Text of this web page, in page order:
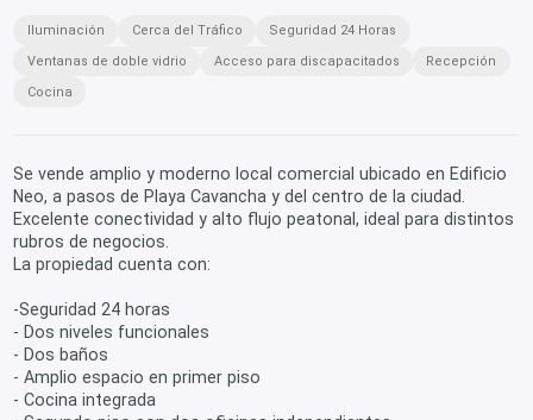
Iluminación Cerca del Tráfico
Seguridad 24 Horas
Ventanas de doble vidrio
Acceso para discapacitados
Recepción
Cocina
Se vende amplio y moderno local comercial ubicado en Edificio
Neo, a pasos de Playa Cavancha y del centro de la ciudad.
Excelente conectividad y alto flujo peatonal, ideal para distintos
rubros de negocios.
La propiedad cuenta con:
-Seguridad 24 horas
- Dos niveles funcionales
- Dos baños
- Amplio espacio en primer piso
- Cocina integrada